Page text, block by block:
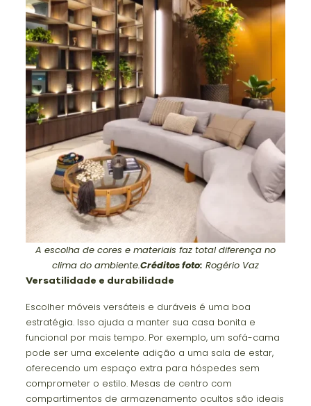
A escolha de cores e materiais faz total diferença no
clima do ambiente.Créditos foto: Rogério Vaz
Versatilidade e durabilidade
Escolher móveis versáteis e duráveis é uma boa
estratégia. Isso ajuda a manter sua casa bonita e
funcional por mais tempo. Por exemplo, um sofá-cama
pode ser uma excelente adição a uma sala de estar,
oferecendo um espaço extra para hóspedes sem
comprometer o estilo. Mesas de centro com
compartimentos de armazenamento ocultos são ideais